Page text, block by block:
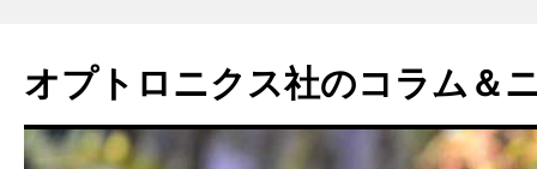
オプトロニクス社のコラム＆